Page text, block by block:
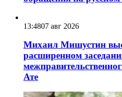
13:4807 авг 2026
Михаил Мишустин
расширенном
Ате